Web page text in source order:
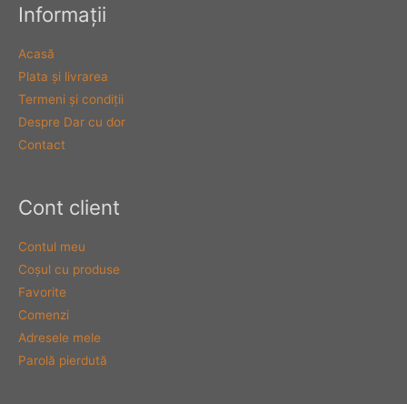
Informaţii
Acasă
Plata şi livrarea
Termeni şi condiţii
Despre Dar cu dor
Contact
Cont client
Contul meu
Coşul cu produse
Favorite
Comenzi
Adresele mele
Parolă pierdută